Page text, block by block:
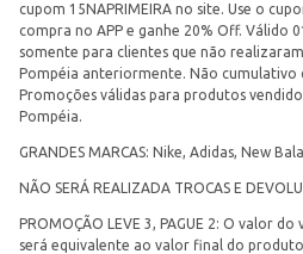
cupom 15NAPRIMEIRA no site. Use o
compra no APP e ganhe 20% Off. Válido
somente para clientes que não
Pompéia anteriormente. Não cumulativo
Promoções válidas para produtos
Pompéia.
GRANDES MARCAS: Nike, Adidas, New
NÃO SERÁ REALIZADA TROCAS E
PROMOÇÃO LEVE 3, PAGUE 2: O valor
será equivalente ao valor final do